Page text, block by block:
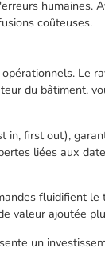
humaines.
coûteuses.
Le
du bâtiment,
first out),
liées aux
fluidifient
valeur ajoutée
un